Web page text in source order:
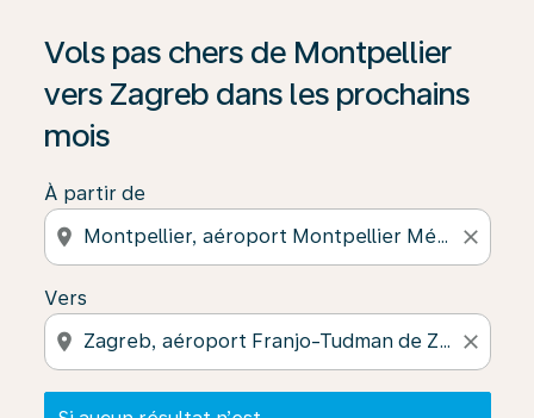
Vols pas chers de Montpellier
vers Zagreb dans les prochains
mois
À partir de
location_on close
Vers
location_on close
Si aucun résultat n’est disponible, cliquez sur «